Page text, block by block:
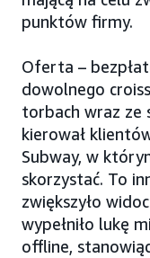
punktów firmy.
Oferta –
dowolnego
torbach wraz ze
kierował
Subway, w
skorzystać. To
zwiększyło
wypełniło lukę
offline,